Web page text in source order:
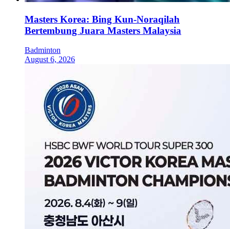
Masters Korea: Bing Kun-Noraqilah
Bertembung Juara Masters Malaysia
Badminton
August 6, 2026